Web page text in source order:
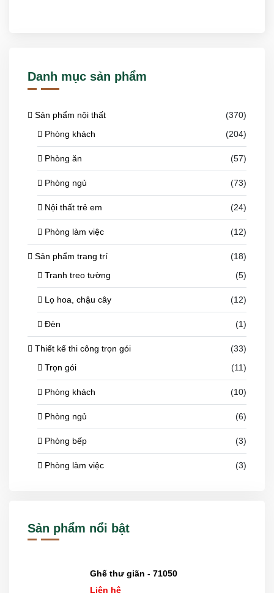
Danh mục sản phẩm
Sản phẩm nội thất
(370)
Phòng khách
(204)
Phòng ăn (57)
Phòng ngủ (73)
Nội thất trẻ em (24)
Phòng làm việc (12)
Sản phẩm trang trí
(18)
Tranh treo tường
(5)
Lọ hoa, chậu cây (12)
Đèn (1)
Thiết kế thi công trọn gói
(33)
Trọn gói
(11)
Phòng khách (10)
Phòng ngủ (6)
Phòng bếp (3)
Phòng làm việc (3)
Sản phẩm nổi bật
Ghế thư giãn - 71050
Liên hệ